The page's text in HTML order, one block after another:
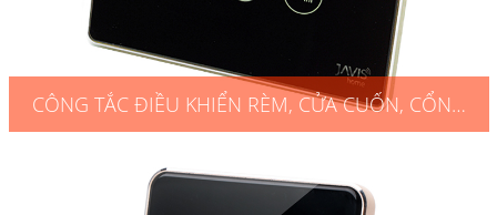
CÔNG TẮC ĐIỀU KHIỂN RÈM, CỬA CUỐN, CỔNG